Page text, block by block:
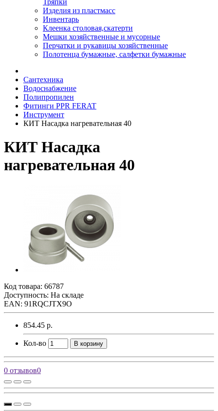
Тряпки
Изделия из пластмасс
Инвентарь
Клеенка столовая,скатерти
Мешки хозяйственные и мусорные
Перчатки и рукавицы хозяйственные
Полотенца бумажные, салфетки бумажные
Сантехника
Водоснабжение
Полипропилен
Фитинги PPR FERAT
Инструмент
КИТ Насадка нагревательная 40
КИТ Насадка
нагревательная 40
Код товара: 66787
Доступность: На складе
EAN: 91RQCJTX9O
854.45 р.
Кол-во В корзину
0 отзывов0